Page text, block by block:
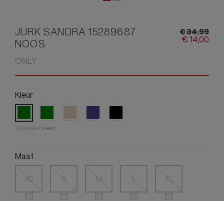
JURK SANDRA 15289687
NOOS
ONLY
€34,99
€ 14,00
Kleur
Chinois Green
Maat
XS S M L XL